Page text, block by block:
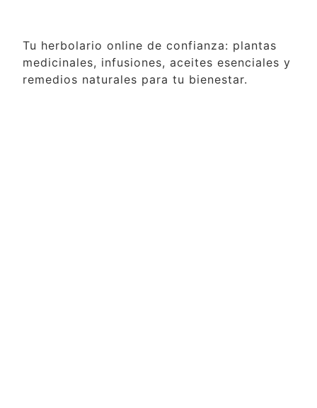
Tu herbolario online de confianza: plantas
medicinales, infusiones, aceites esenciales y
remedios naturales para tu bienestar.